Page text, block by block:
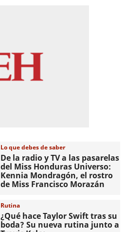
Lo que debes de saber
De la radio y TV a las pasarelas
del Miss Honduras Universo:
Kennia Mondragón, el rostro
de Miss Francisco Morazán
Rutina
¿Qué hace Taylor Swift tras su
boda? Su nueva rutina junto a